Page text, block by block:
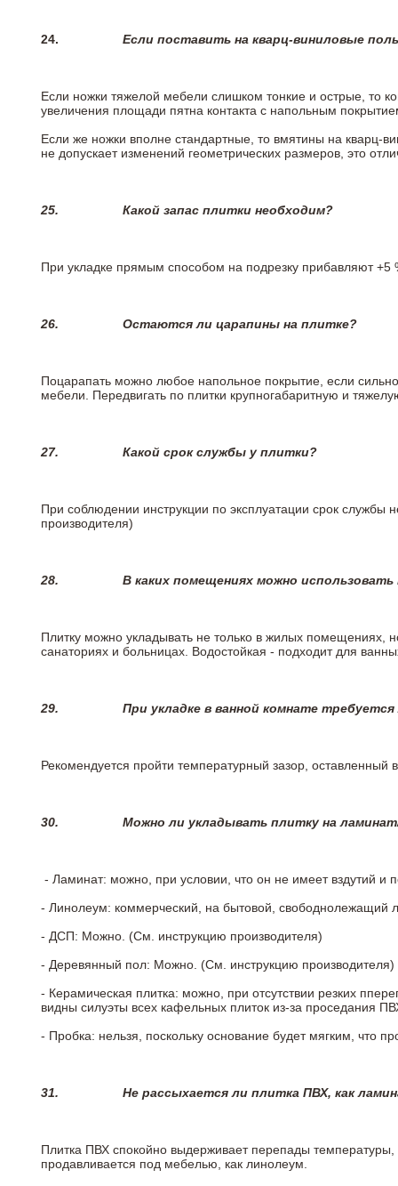
24. Если поставить на кварц-виниловые
Если ножки тяжелой мебели слишком тонкие и острые, то
увеличения площади пятна контакта с напольным
Если же ножки вполне стандартные, то вмятины на кварц-
не допускает изменений геометрических размеров, это
25. Какой запас плитки необходим?
При укладке прямым способом на подрезку прибавляют +5
26. Остаются ли царапины на плитке?
Поцарапать можно любое напольное покрытие, если
мебели. Передвигать по плитки крупногабаритную и
27. Какой срок службы у плитки?
При соблюдении инструкции по эксплуатации срок
производителя)
28. В каких помещениях можно
Плитку можно укладывать не только в жилых помещениях,
санаториях и больницах. Водостойкая - подходит для
29. При укладке в ванной комнате
Рекомендуется пройти температурный зазор,
30. Можно ли укладывать плитку на
- Ламинат: можно, при условии, что он не имеет вздутий
- Линолеум: коммерческий, на бытовой, свободнолежащий
- ДСП: Можно. (См. инструкцию производителя)
- Деревянный пол: Можно. (См. инструкцию производителя)
- Керамическая плитка: можно, при отсутствии резких
видны силуэты всех кафельных плиток из-за проседания
- Пробка: нельзя, поскольку основание будет мягким, что
31. Не рассыхается ли плитка ПВХ, как
Плитка ПВХ спокойно выдерживает перепады температуры,
продавливается под мебелью, как линолеум.